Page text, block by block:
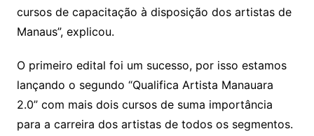
cursos de capacitação à disposição dos artistas de
Manaus”, explicou.
O primeiro edital foi um sucesso, por isso estamos
lançando o segundo “Qualifica Artista Manauara
2.0” com mais dois cursos de suma importância
para a carreira dos artistas de todos os segmentos.